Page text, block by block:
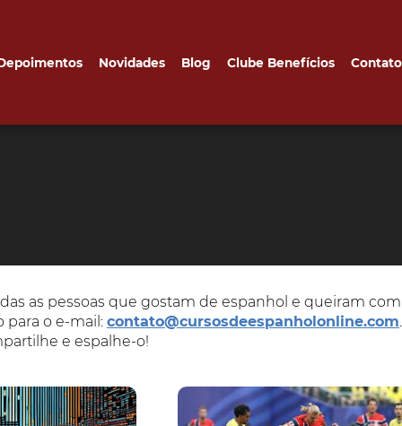
Novidades Blog
Materias alunos
Clube Benefícios Contato
as pessoas que gostam de espanhol e queiram
para o e-mail: contato@cursosdeespanholonline.com
e espalhe-o!